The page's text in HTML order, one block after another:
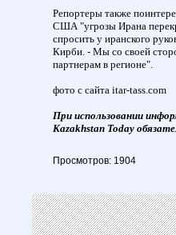
Репортеры также
США "угрозы Ирана
спросить у иранского
Кирби. - Мы со своей
партнерам в регионе".
фото с сайта itar-tass.com
При использовании
Kazakhstan Today
Просмотров: 1904